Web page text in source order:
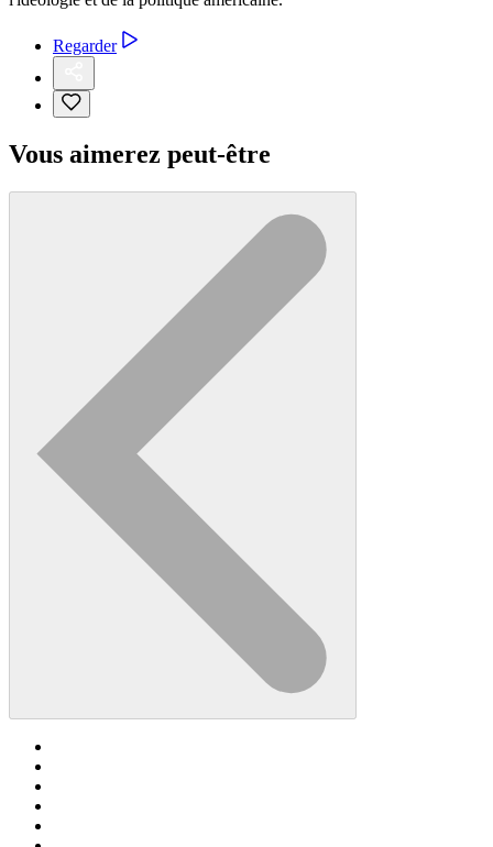
Regarder
Vous aimerez peut-être